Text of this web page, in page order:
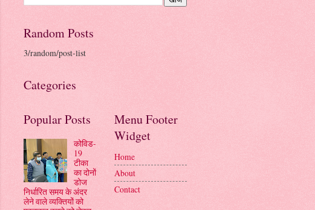
Random Posts
3/random/post-list
Categories
Popular Posts
कोविड-
19
टीका
का दोनों
डोज
निर्धारित समय के अंदर
लेने वाले व्यक्तियों को
Menu Footer
Widget
Home
About
Contact